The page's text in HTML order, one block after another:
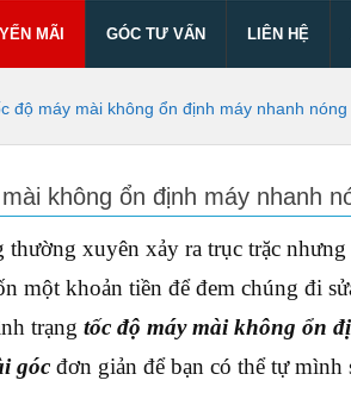
MÃI GÓC TƯ VẤN LIÊN HỆ
độ máy mài không ổn định máy nhanh nóng
không ổn định máy nhanh
xuyên xảy ra trục trặc
một khoản tiền để đem chúng đi
trạng tốc độ máy mài không ổn
gócđơn giản để bạn có thể tự mình